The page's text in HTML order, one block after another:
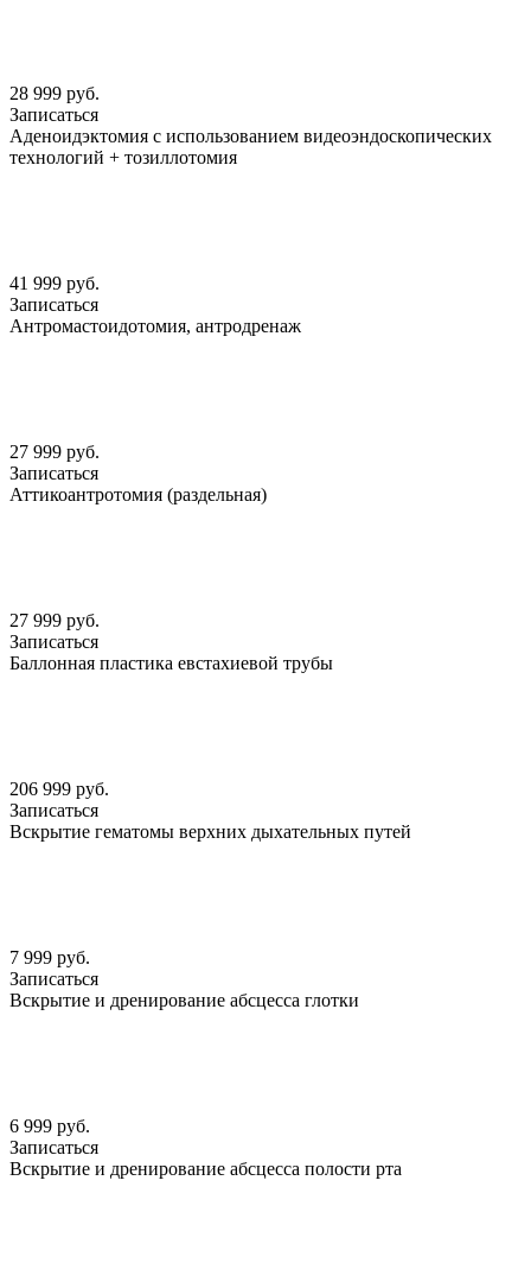
28 999 руб.
Записаться
Аденоидэктомия с использованием видеоэндоскопических
технологий + тозиллотомия
41 999 руб.
Записаться
Антромастоидотомия, антродренаж
27 999 руб.
Записаться
Аттикоантротомия (раздельная)
27 999 руб.
Записаться
Баллонная пластика евстахиевой трубы
206 999 руб.
Записаться
Вскрытие гематомы верхних дыхательных путей
7 999 руб.
Записаться
Вскрытие и дренирование абсцесса глотки
6 999 руб.
Записаться
Вскрытие и дренирование абсцесса полости рта